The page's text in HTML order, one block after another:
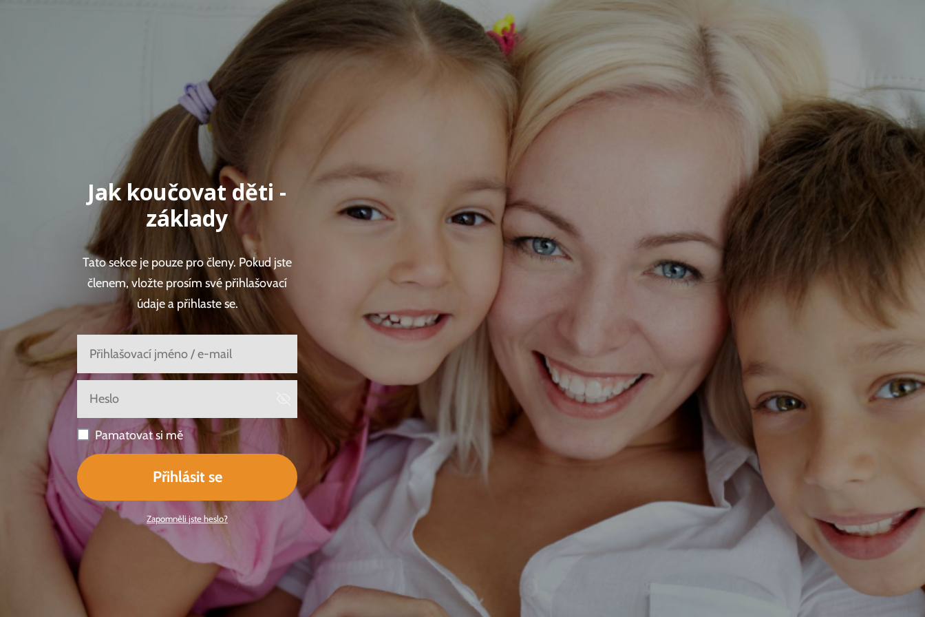
Jak koučovat děti -
základy
Tato sekce je pouze pro členy. Pokud jste
členem, vložte prosím své přihlašovací
údaje a přihlaste se.
Pamatovat si mě
Přihlásit se
Zapomněli jste heslo?